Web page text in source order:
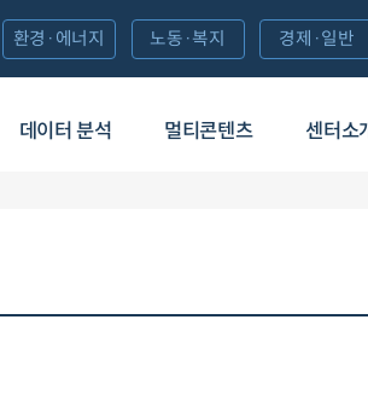
데이터 분석 멀티콘텐츠 센터소
환경·에너지 노동·복지 경제·일반